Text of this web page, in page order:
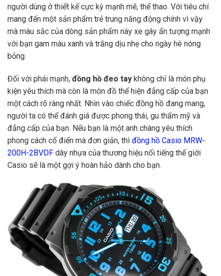
người dùng ở thiết kế cực kỳ mạnh mẽ, thể thao. Với tiêu chí
mang đến một sản phẩm trẻ trung năng động chính vì vậy
mà màu sắc của dòng sản phẩm này xe gây ấn tượng mạnh
với bạn gam màu xanh và trắng dịu nhẹ cho ngày hè nóng
bỏng.
Đối với phái mạnh, đồng hồ đeo tay không chỉ là món phụ
kiện yêu thích mà còn là món đồ thể hiện đẳng cấp của bạn
một cách rõ ràng nhất. Nhìn vào chiếc đồng hồ đang mang,
người ta có thể đánh giá được phong thái, gu thẩm mỹ và
đẳng cấp của bạn. Nếu bạn là một anh chàng yêu thích
phong cách cổ điển mà đơn giản, thì đồng hồ Casio MRW-
200H-2BVDF dây nhựa của thương hiệu nổi tiếng thế giới
Casio sẽ là một gợi ý hoàn hảo dành cho bạn.